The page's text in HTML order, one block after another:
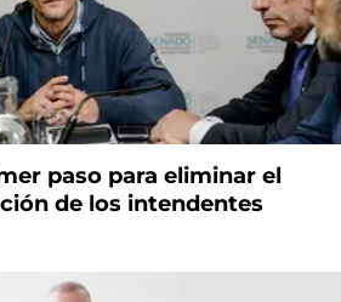
paso para eliminar el
de los intendentes